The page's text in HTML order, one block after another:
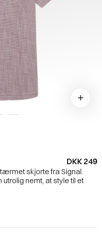
DKK 249
skjorte fra Signal.
nemt, at style til et